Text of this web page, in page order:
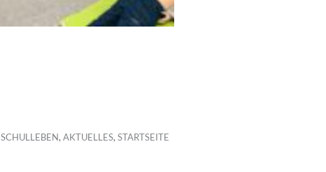
SCHULLEBEN, AKTUELLES, STARTSEITE